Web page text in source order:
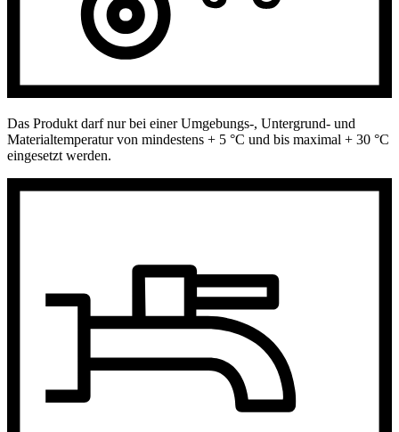
Das Produkt darf nur bei einer Umgebungs-, Untergrund- und
Materialtemperatur von mindestens + 5 °C und bis maximal + 30 °C
eingesetzt werden.